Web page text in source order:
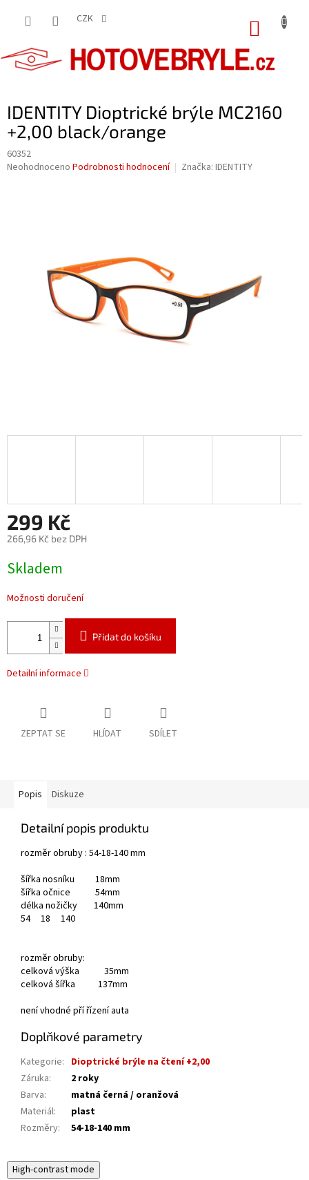
CZK
IDENTITY Dioptrické brýle MC2160
+2,00 black/orange
60352
Průměrné
Neohodnoceno Podrobnosti hodnocení Značka: IDENTITY
299 Kč
266,96 Kč bez DPH
cena:
Skladem
Možnosti doručení
Přidat do košíku
Detailní informace
ZEPTAT SE HLÍDAT SDÍLET
Popis Diskuze
Detailní popis produktu
rozměr obruby : 54-18-140 mm
šířka nosníku 18mm
šířka očnice 54mm
délka nožičky 140mm
54 18 140
rozměr obruby:
celková výška 35mm
celková šířka 137mm
není vhodné pří řízení auta
Doplňkové parametry
Kategorie: Dioptrické brýle na čtení +2,00
Záruka:
2 roky
Barva:
matná černá / oranžová
Materiál:
plast
Rozměry: 54-18-140 mm
High-contrast mode